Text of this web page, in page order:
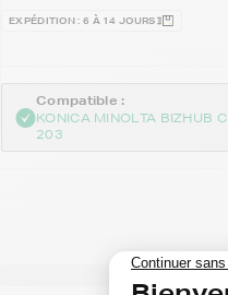
EXPÉDITION : 6 À 14 JOURS
Compatible :
KONICA MINOLTA BIZHUB C
203